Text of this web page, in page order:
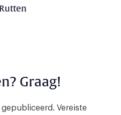
Graag!
gepubliceerd. Vereiste